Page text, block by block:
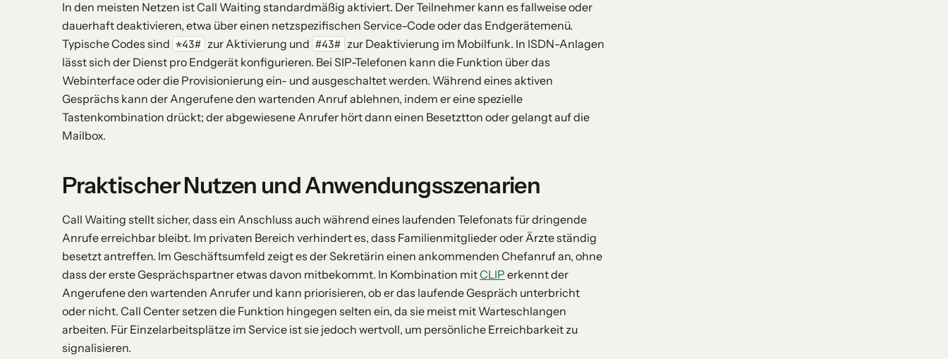
In den meisten Netzen ist Call Waiting standardmäßig aktiviert. Der Teilnehmer kann es fallweise oder
dauerhaft deaktivieren, etwa über einen netzspezifischen Service-Code oder das Endgerätemenü.
Typische Codes sind *43# zur Aktivierung und #43# zur Deaktivierung im Mobilfunk. In ISDN-Anlagen
lässt sich der Dienst pro Endgerät konfigurieren. Bei SIP-Telefonen kann die Funktion über das
Webinterface oder die Provisionierung ein- und ausgeschaltet werden. Während eines aktiven
Gesprächs kann der Angerufene den wartenden Anruf ablehnen, indem er eine spezielle
Tastenkombination drückt; der abgewiesene Anrufer hört dann einen Besetztton oder gelangt auf die
Mailbox.
Praktischer Nutzen und Anwendungsszenarien
Call Waiting stellt sicher, dass ein Anschluss auch während eines laufenden Telefonats für dringende
Anrufe erreichbar bleibt. Im privaten Bereich verhindert es, dass Familienmitglieder oder Ärzte ständig
besetzt antreffen. Im Geschäftsumfeld zeigt es der Sekretärin einen ankommenden Chefanruf an, ohne
dass der erste Gesprächspartner etwas davon mitbekommt. In Kombination mitCLIP erkennt der
Angerufene den wartenden Anrufer und kann priorisieren, ob er das laufende Gespräch unterbricht
oder nicht. Call Center setzen die Funktion hingegen selten ein, da sie meist mit Warteschlangen
arbeiten. Für Einzelarbeitsplätze im Service ist sie jedoch wertvoll, um persönliche Erreichbarkeit zu
signalisieren.